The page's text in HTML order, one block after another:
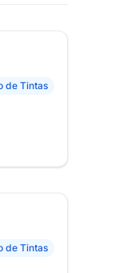
de Tintas
de Tintas